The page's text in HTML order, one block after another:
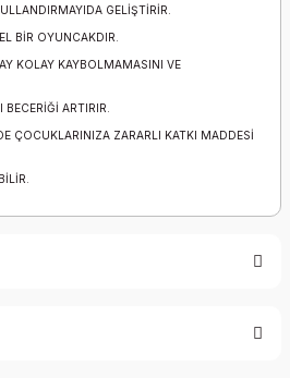
GELİŞTİRİR.
BİR OYUNCAKDIR.
KOLAY KAYBOLMAMASINI VE
BECERİĞİ ARTIRIR.
ÇOCUKLARINIZA ZARARLI KATKI MADDESİ